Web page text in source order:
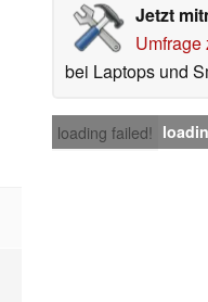
Jetzt
bei Laptops und
loading failed!